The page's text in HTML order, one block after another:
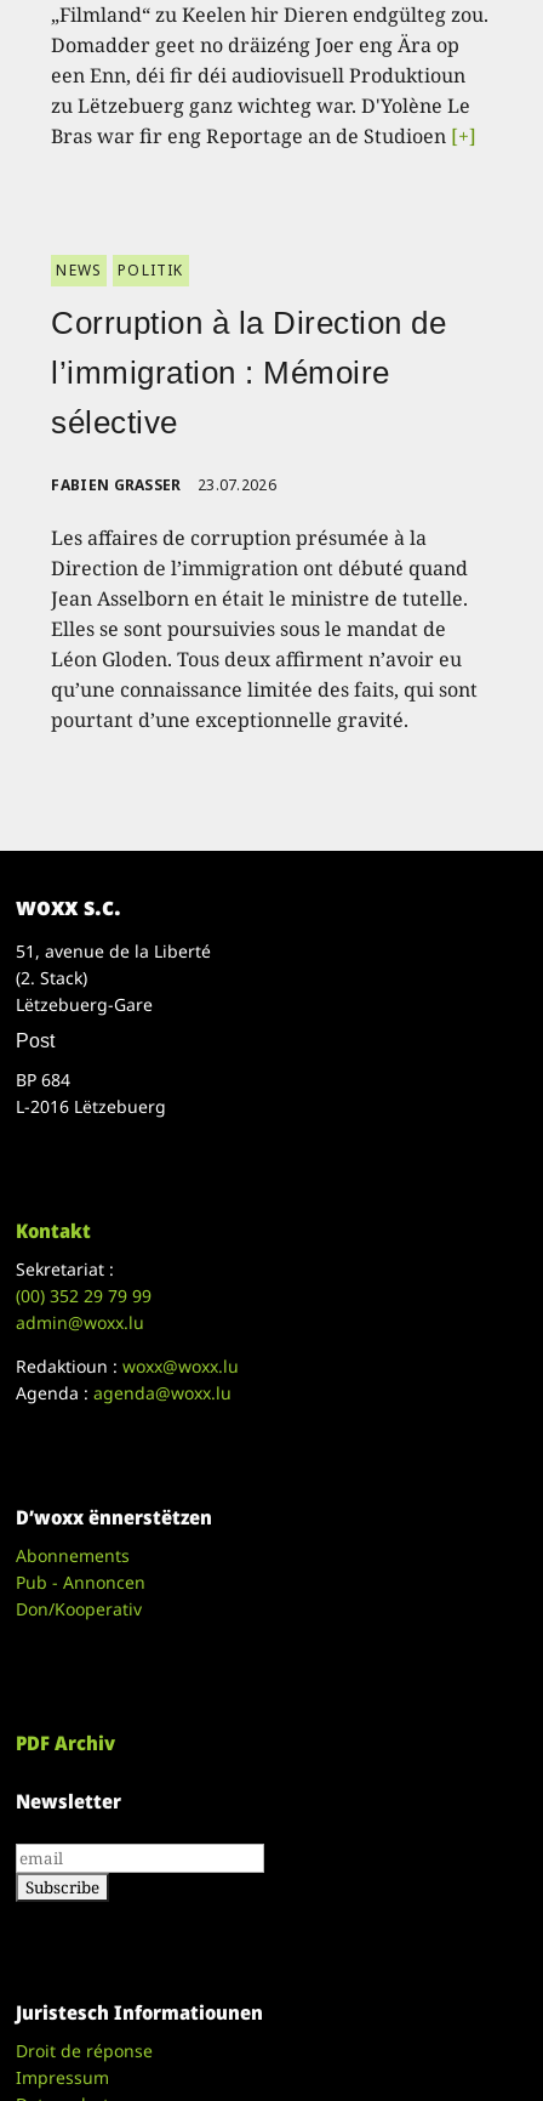
„Filmland“ zu Keelen hir Dieren endgülteg zou.
Domadder geet no dräizéng Joer eng Ära op
een Enn, déi fir déi audiovisuell Produktioun
zu Lëtzebuerg ganz wichteg war. D'Yolène Le
Bras war fir eng Reportage an de Studioen [+]
NEWS POLITIK
Corruption à la Direction de
l’immigration : Mémoire
sélective
FABIEN GRASSER 23.07.2026
Les affaires de corruption présumée à la
Direction de l’immigration ont débuté quand
Jean Asselborn en était le ministre de tutelle.
Elles se sont poursuivies sous le mandat de
Léon Gloden. Tous deux affirment n’avoir eu
qu’une connaissance limitée des faits, qui sont
pourtant d’une exceptionnelle gravité.
woxx s.c.
51, avenue de la Liberté
(2. Stack)
Lëtzebuerg-Gare
Post
BP 684
L-2016 Lëtzebuerg
Kontakt
Sekretariat :
(00)352 29 79 99
admin@woxx.lu
Redaktioun :woxx@woxx.lu
Agenda :agenda@woxx.lu
D’woxx ënnerstëtzen
Abonnements
Pub - Annoncen
Don/Kooperativ
PDF Archiv
Newsletter
Juristesch Informatiounen
Droit de réponse
Impressum